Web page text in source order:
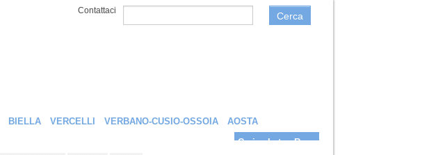
Contattaci Cerca
BIELLA VERCELLI VERBANO-CUSIO-OSSOIA
AOSTA
Carica la tua Rosa